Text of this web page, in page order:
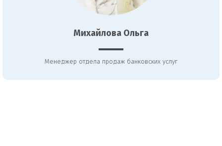
Михайлова Ольга
Менеджер отдела продаж банковских услуг